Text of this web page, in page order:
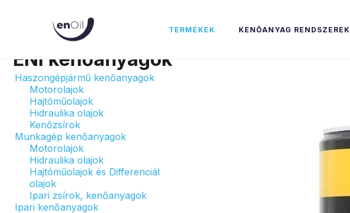
TERMÉKEK KENŐANYAG RENDSZEREK
Hidraulika olajok
ENI kenőanyagok
Haszongépjármű kenőanyagok
Motorolajok
Hajtóműolajok
Hidraulika olajok
Kenőzsírok
Munkagép kenőanyagok
Motorolajok
Hidraulika olajok
Hajtóműolajok és Differenciál
olajok
Ipari zsírok, kenőanyagok
Ipari kenőanyagok